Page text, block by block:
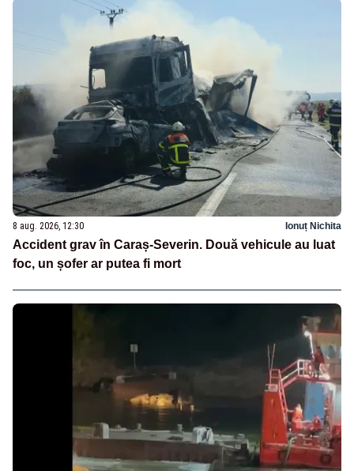
8 aug. 2026, 12:30 Ionuț Nichita
Accident grav în Caraș-Severin. Două vehicule au luat
foc, un șofer ar putea fi mort